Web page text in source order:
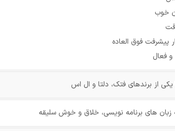
خوب
پیشرفت فوق العاده
و فعال
از برندهای فتک، دلتا و ال اس
های برنامه نویسی، خلاق و خوش سلیقه